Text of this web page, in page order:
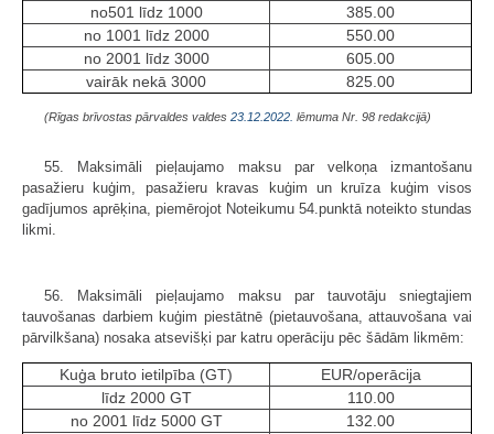
no501 līdz 1000
385.00
no 1001 līdz 2000
550.00
no 2001 līdz 3000
605.00
vairāk nekā 3000
825.00
(Rīgas brīvostas pārvaldes valdes 23.12.2022. lēmuma Nr. 98 redakcijā)
55. Maksimāli pieļaujamo maksu par velkoņa izmantošanu
pasažieru kuģim, pasažieru kravas kuģim un kruīza kuģim visos
gadījumos aprēķina, piemērojot Noteikumu 54.punktā noteikto stundas
likmi.
56. Maksimāli pieļaujamo maksu par tauvotāju sniegtajiem
tauvošanas darbiem kuģim piestātnē (pietauvošana, attauvošana vai
pārvilkšana) nosaka atsevišķi par katru operāciju pēc šādām likmēm:
Kuģa bruto ietilpība (GT)
EUR/operācija
līdz 2000 GT
110.00
no 2001 līdz 5000 GT
132.00